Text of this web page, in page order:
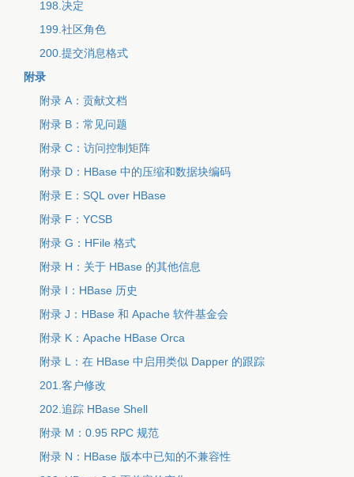
198.决定
199.社区角色
200.提交消息格式
附录
附录 A：贡献文档
附录 B：常见问题
附录 C：访问控制矩阵
附录 D：HBase 中的压缩和数据块编码
附录 E：SQL over HBase
附录 F：YCSB
附录 G：HFile 格式
附录 H：关于 HBase 的其他信息
附录 I：HBase 历史
附录 J：HBase 和 Apache 软件基金会
附录 K：Apache HBase Orca
附录 L：在 HBase 中启用类似 Dapper 的跟踪
201.客户修改
202.追踪 HBase Shell
附录 M：0.95 RPC 规范
附录 N：HBase 版本中已知的不兼容性